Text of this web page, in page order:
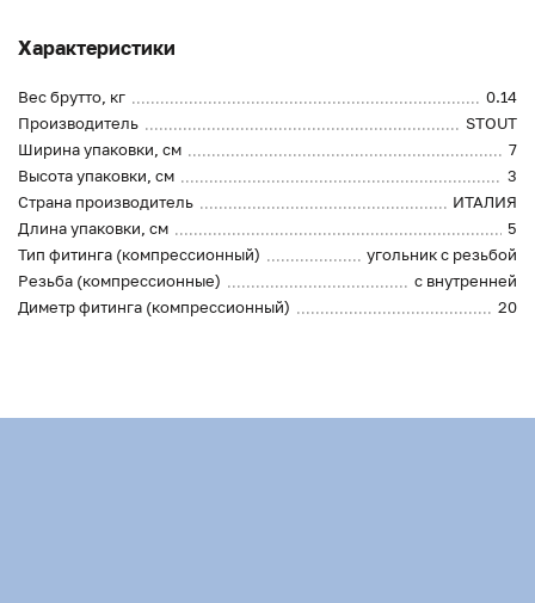
Характеристики
Вес брутто, кг
0.14
Производитель
STOUT
Ширина упаковки, см
7
Высота упаковки, см
3
Страна производитель
ИТАЛИЯ
Длина упаковки, см
5
Тип фитинга (компрессионный)
угольник с резьбой
Резьба (компрессионные)
с внутренней
Диметр фитинга (компрессионный)
20